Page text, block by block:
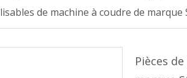
de machine à coudre de marque
Pièces